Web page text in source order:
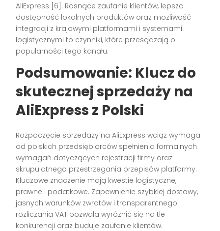
AliExpress [6]. Rosnące zaufanie klientów, lepsza
dostępność lokalnych produktów oraz możliwość
integracji z krajowymi platformami i systemami
logistycznymi to czynniki, które przesądzają o
popularności tego kanału.
Podsumowanie: Klucz do
skutecznej sprzedaży na
AliExpress z Polski
Rozpoczęcie sprzedaży na AliExpress wciąż wymaga
od polskich przedsiębiorców spełnienia formalnych
wymagań dotyczących rejestracji firmy oraz
skrupulatnego przestrzegania przepisów platformy.
Kluczowe znaczenie mają kwestie logistyczne,
prawne i podatkowe. Zapewnienie szybkiej dostawy,
jasnych warunków zwrotów i transparentnego
rozliczania VAT pozwala wyróżnić się na tle
konkurencji oraz buduje zaufanie klientów.